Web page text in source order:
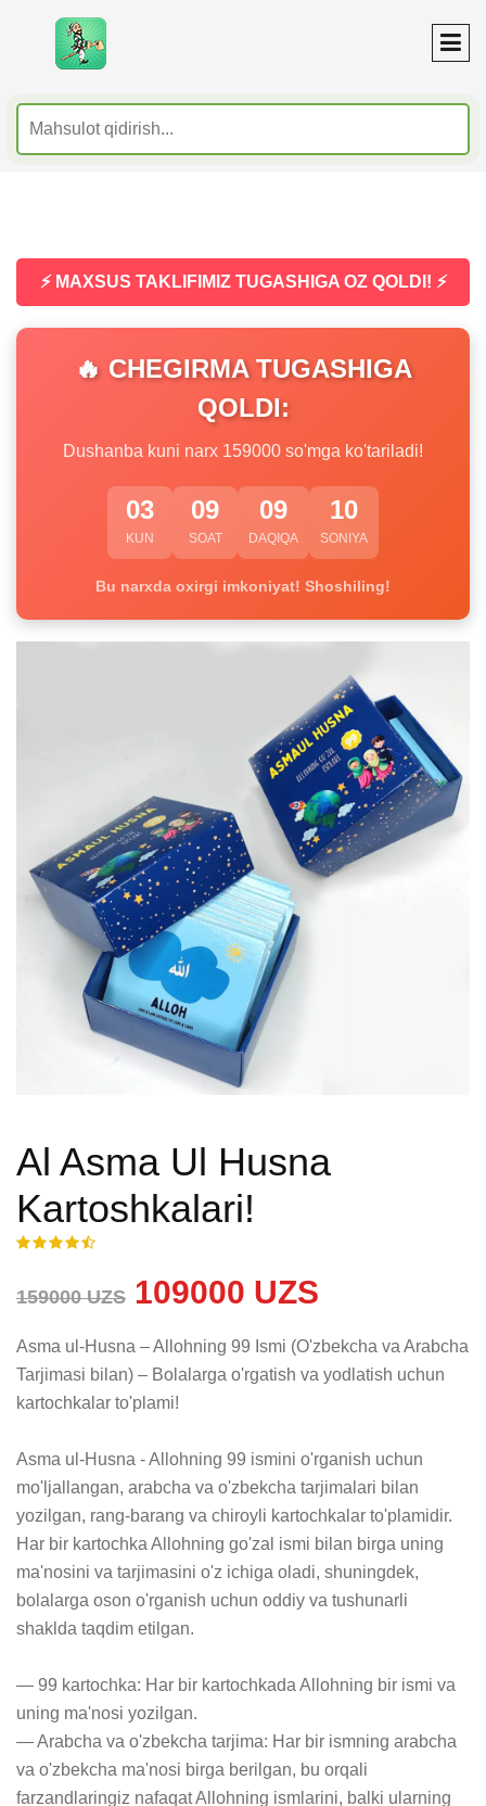
⚡ MAXSUS TAKLIFIMIZ TUGASHIGA OZ QOLDI! ⚡
🔥 CHEGIRMA TUGASHIGA
QOLDI:
Dushanba kuni narx 159000 so'mga ko'tariladi!
03
KUN
09
SOAT
09
DAQIQA
09
SONIYA
Bu narxda oxirgi imkoniyat! Shoshiling!
Al Asma Ul Husna
Kartoshkalari!
159000 UZS 109000 UZS
Asma ul-Husna – Allohning 99 Ismi (O'zbekcha va Arabcha
Tarjimasi bilan) – Bolalarga o'rgatish va yodlatish uchun
kartochkalar to'plami!
Asma ul-Husna - Allohning 99 ismini o'rganish uchun
mo'ljallangan, arabcha va o'zbekcha tarjimalari bilan
yozilgan, rang-barang va chiroyli kartochkalar to'plamidir.
Har bir kartochka Allohning go'zal ismi bilan birga uning
ma'nosini va tarjimasini o'z ichiga oladi, shuningdek,
bolalarga oson o'rganish uchun oddiy va tushunarli
shaklda taqdim etilgan.
— 99 kartochka: Har bir kartochkada Allohning bir ismi va
uning ma'nosi yozilgan.
— Arabcha va o'zbekcha tarjima: Har bir ismning arabcha
va o'zbekcha ma'nosi birga berilgan, bu orqali
farzandlaringiz nafaqat Allohning ismlarini, balki ularning